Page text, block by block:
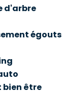
d'arbre
égouts
bien être